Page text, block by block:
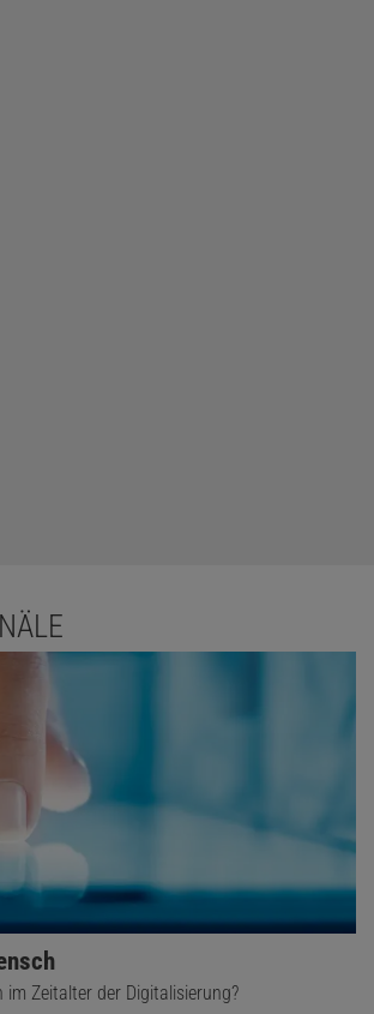
im Zeitalter der Digitalisierung?